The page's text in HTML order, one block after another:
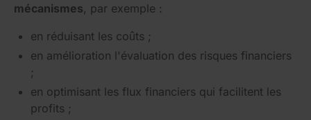
mécanismes, par exemple :
en réduisant les coûts ;
en amélioration l'évaluation des risques financiers
;
en optimisant les flux financiers qui facilitent les
profits ;